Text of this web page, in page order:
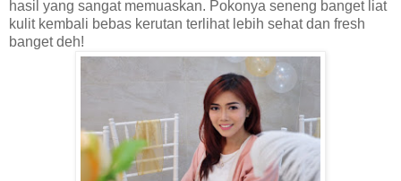
hasil yang sangat memuaskan. Pokonya seneng banget liat
kulit kembali bebas kerutan terlihat lebih sehat dan fresh
banget deh!